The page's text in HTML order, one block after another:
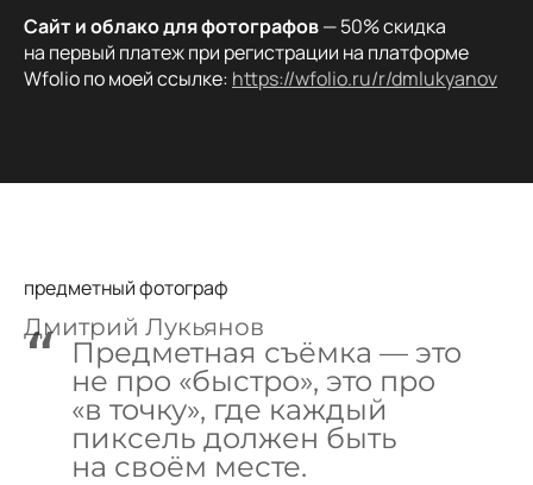
Сайт и облако для фотографов— 50% скидка
на первый платеж при регистрации на платформе
Wfolio по моей ссылке: https://wfolio.ru/r/dmlukyanov
предметный фотограф
Дмитрий Лукьянов
Предметная съёмка — это
не про «быстро», это про
«в точку», где каждый
пиксель должен быть
на своём месте.